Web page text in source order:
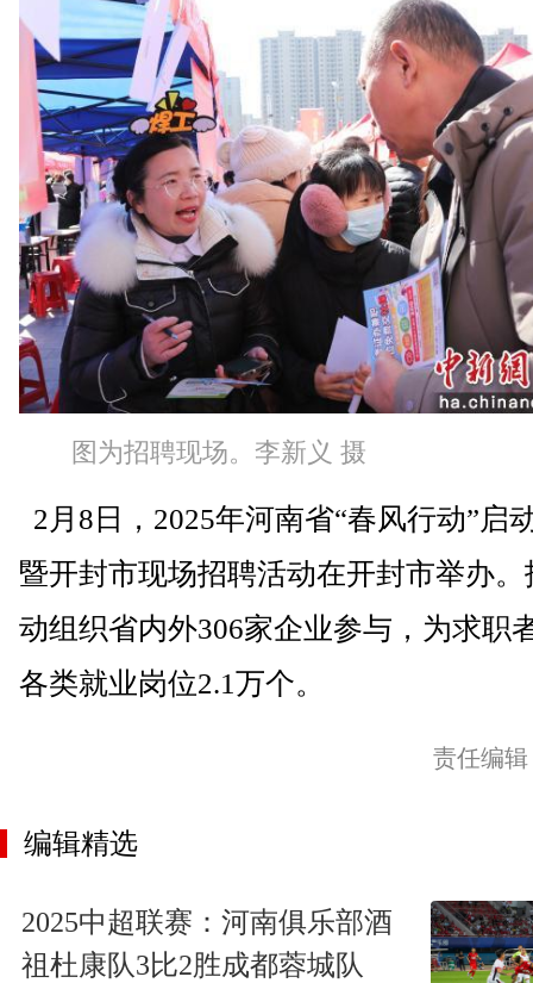
图为招聘现场。李新义 摄
2月8日，2025年河南省“春风行动”启
暨开封市现场招聘活动在开封市举办。
动组织省内外306家企业参与，为求职
各类就业岗位2.1万个。
责任编
编辑精选
2025中超联赛：河南俱乐部酒
祖杜康队3比2胜成都蓉城队